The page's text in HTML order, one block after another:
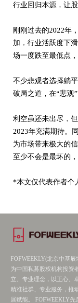
行业回归本源，让
刚刚过去的2022年
加，行业活跃度下
场一度跌至最低点，
不少悲观者选择躺
破局之道，在“悲观
利空虽还未出尽，
2023年充满期待。
为市场带来极大的
至少不会是最坏的
*本文仅代表作者个
FOFWEEKLY(北京中基
为中国私募股权机构投资
立、专业理念，以正心、
精准社群、专业服务，推
展赋能。 FOFWEEKLY